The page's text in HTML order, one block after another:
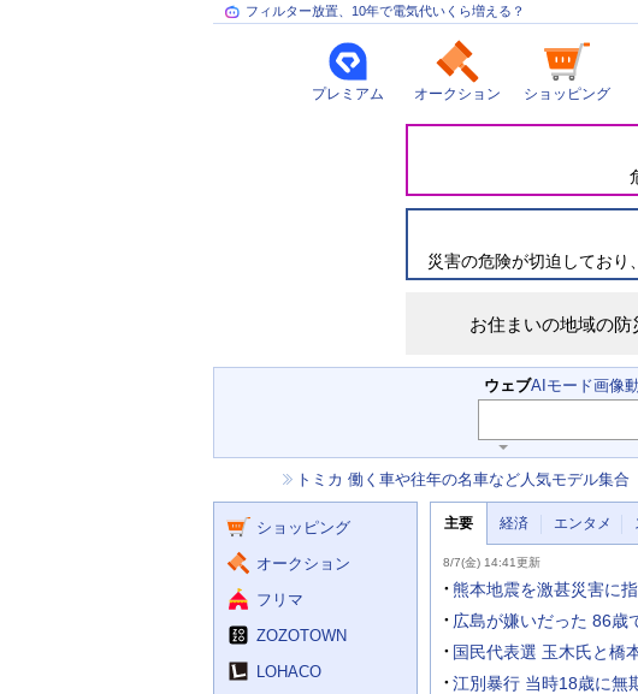
フィルター放置、10年で電気代いくら増える？
プレミアム オークション ショッピング
災
災害の危険が切迫しており
お住まいの地域の防
検
索
ウェブAIモード画像
ワ
ー
力
補
助
を
開
く
せ
トミカ 働く車や往年の名車など人気モデル集合
ビ
ショッピング
オークション
フリマ
ZOZOTOWN
LOHACO
ュ
ス
主要 経済 エンタメ
要
ニ
ー
8/7(金) 14:41更新
熊本地震を激甚災害に
広島が嫌いだった 86歳
国民代表選 玉木氏と橋
江別暴行 当時18歳に無